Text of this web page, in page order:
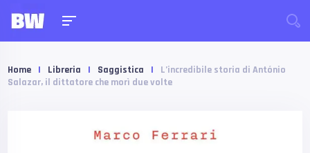
Home | Libreria | Saggistica |
L’incredibile storia di António
Salazar, il dittatore che morì due volte